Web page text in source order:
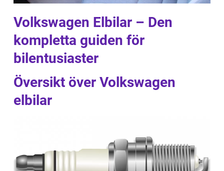
Volkswagen Elbilar – Den
kompletta guiden för
bilentusiaster
Översikt över Volkswagen
elbilar